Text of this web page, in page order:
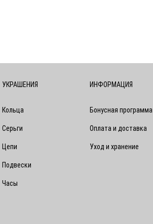
УКРАШЕНИЯ
Кольца
Серьги
Цепи
Подвески
Часы
ИНФОРМАЦИЯ
Бонусная программа
Оплата и доставка
Уход и хранение